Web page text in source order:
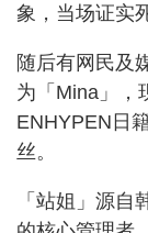
象，当场证实
随后有网民及
为「Mina」，
ENHYPEN日
丝。
「站姐」源